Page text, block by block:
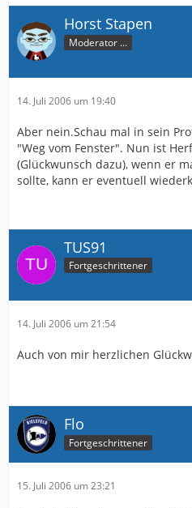
Horst Stapen
Moderator ...
14. Juli 2006 um 19:40
Aber nein.Schau mal in sein
"Weg vom Fenster". Nun ist
(Glückwunsch dazu), wenn er
sollte, kann er eventuell
TUS91
Fortgeschrittener
14. Juli 2006 um 21:54
Auch von mir herzlichen
Flo
Fortgeschrittener
15. Juli 2006 um 23:21